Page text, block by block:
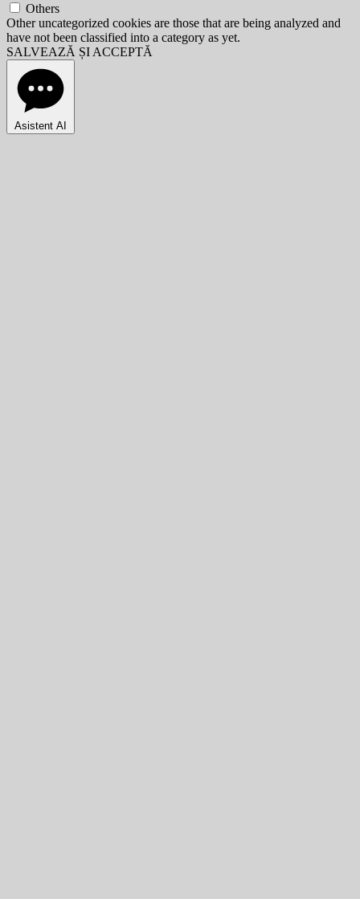
Others
Other uncategorized cookies are those that are being analyzed and
have not been classified into a category as yet.
SALVEAZĂ ȘI ACCEPTĂ
Asistent AI